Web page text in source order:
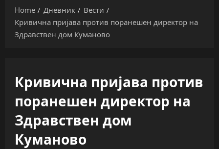
Home Дневник
Вести
Кривична пријава против поранешен директор на
Здравствен дом Куманово
Кривична пријава против
поранешен директор на
Здравствен дом
Куманово